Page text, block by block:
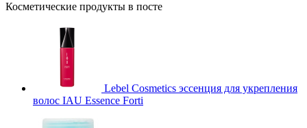
Косметические продукты в посте
Lebel Cosmetics эссенция для укрепления
волос IAU Essence Forti